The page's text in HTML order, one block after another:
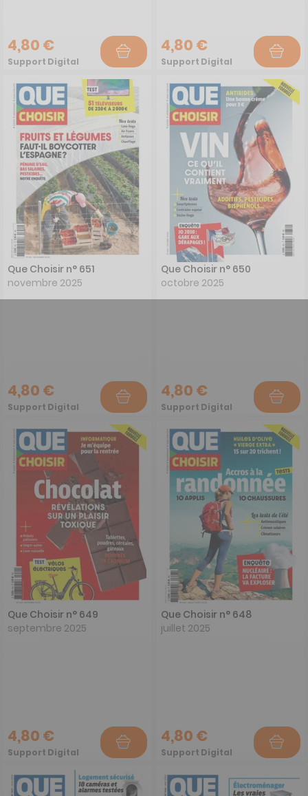
4,80 €
Support Digital
4,80 €
Support Digital
Que Choisir n° 651
novembre 2025
4,80 €
Support Digital
Que Choisir n° 650
octobre 2025
4,80 €
Support Digital
Que Choisir n° 649
septembre 2025
4,80 €
Support Digital
Que Choisir n° 648
juillet 2025
4,80 €
Support Digital